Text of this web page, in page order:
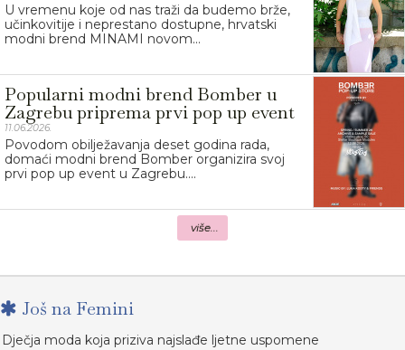
U vremenu koje od nas traži da budemo brže,
učinkovitije i neprestano dostupne, hrvatski
modni brend MINAMI novom...
Popularni modni brend Bomber u
Zagrebu priprema prvi pop up event
11.06.2026.
Povodom obilježavanja deset godina rada,
domaći modni brend Bomber organizira svoj
prvi pop up event u Zagrebu....
više...
Još na Femini
Dječja moda koja priziva najslađe ljetne uspomene